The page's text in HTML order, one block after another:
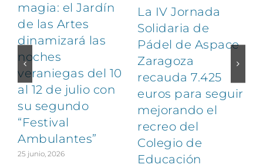
magia: el Jardín
de las Artes
dinamizará las
noches
veraniegas del 10
al 12 de julio con
su segundo
“Festival
Ambulantes”
25 junio, 2026
La IV Jornada
Solidaria de
Pádel de Aspace
Zaragoza
recauda 7.425
euros para seguir
mejorando el
recreo del
Colegio de
Educación